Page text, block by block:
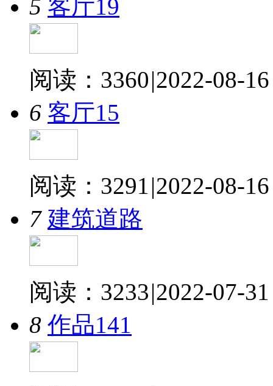
5 客厅19
阅读：3360|2022-08-16
6 客厅15
阅读：3291 |2022-08-16
7 建筑道路
阅读：3233|2022-07-31
8 作品141